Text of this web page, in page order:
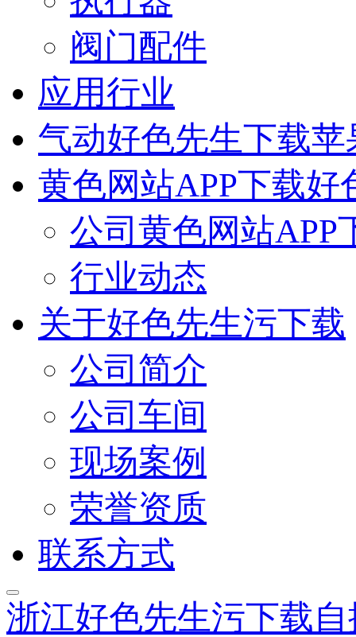
阀门配件
应用行业
气动好色先生下载
黄色网站APP下载好
公司黄色网站APP
行业动态
关于好色先生污下载
公司简介
公司车间
现场案例
荣誉资质
联系方式
浙江好色先生污下载